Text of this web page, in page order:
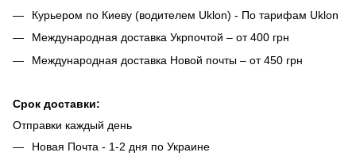
Курьером по Киеву (водителем Uklon) - По тарифам Uklon
Международная доставка Укрпочтой – от 400 грн
Международная доставка Новой почты – от 450 грн
Срок доставки:
Отправки каждый день
Новая Почта - 1-2 дня по Украине